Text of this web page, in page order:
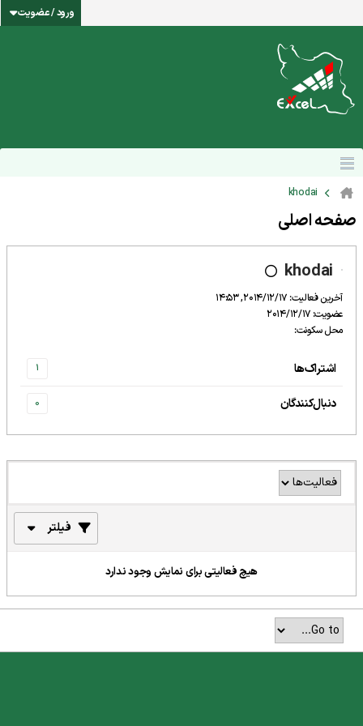
ورود / عضویت
khodai
صفحه اصلی
khodai
آخرین فعالیت: 2014/12/17, 14:53
عضویت: 2014/12/17
محل سکونت:
اشتراک‌ها 1
دنبال‌کنندگان 0
فیلتر
هیچ فعالیتی برای نمایش وجود ندارد